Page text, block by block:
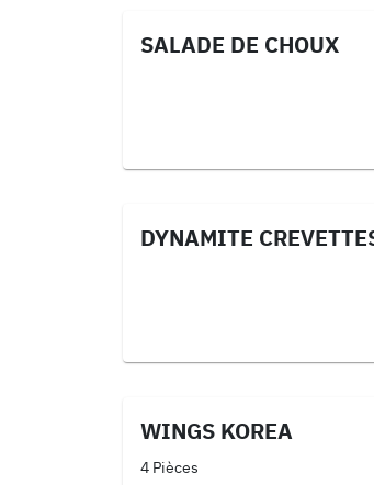
SALADE DE CHOUX
DYNAMITE
WINGS KOREA
4 Pièces